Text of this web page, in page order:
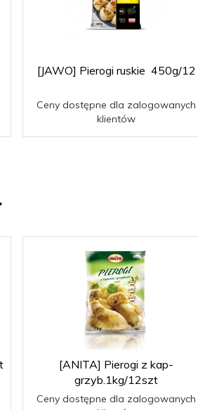
[JAWO] Pierogi ruskie 450g/12
Ceny dostępne dla zalogowanych
klientów
[ANITA] Pierogi z kap-
grzyb.1kg/12szt
Ceny dostępne dla zalogowanych